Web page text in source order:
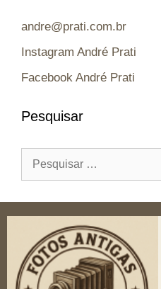
andre@prati.com.br
Instagram André Prati
Facebook André Prati
Pesquisar
Pesquisar
por: